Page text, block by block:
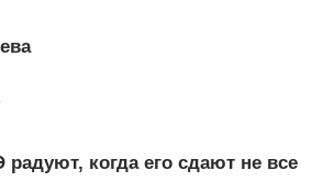
радуют, когда его сдают не все